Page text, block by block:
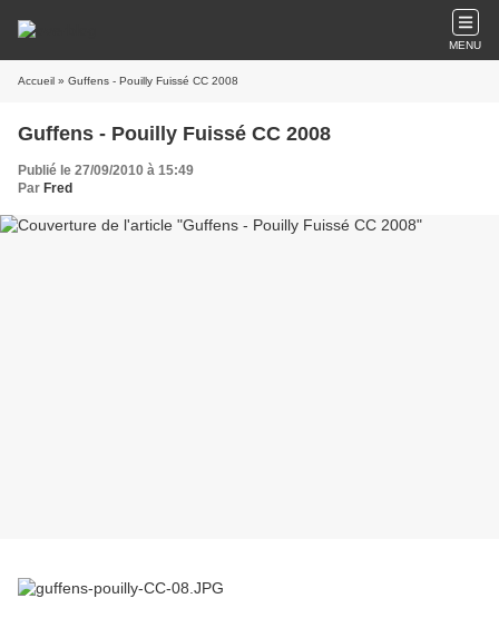
MENU
Accueil » Guffens - Pouilly Fuissé CC 2008
Guffens - Pouilly Fuissé CC 2008
Publié le 27/09/2010 à 15:49
Par Fred